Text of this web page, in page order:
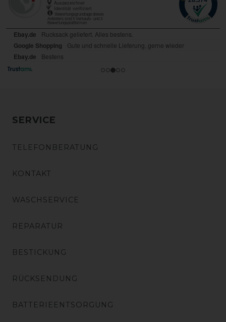
SERVICE
TELEFONBERATUNG
KONTAKT
WASCHSERVICE
REPARATUR
BESTICKUNG
RÜCKSENDUNG
BATTERIEENTSORGUNG